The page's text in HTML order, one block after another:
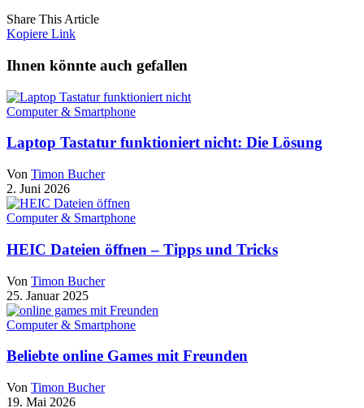
Share This Article
Kopiere Link
Ihnen könnte auch gefallen
Computer & Smartphone
Laptop Tastatur funktioniert nicht: Die Lösung
Von Timon Bucher
2. Juni 2026
Computer & Smartphone
HEIC Dateien öffnen – Tipps und Tricks
Von Timon Bucher
25. Januar 2025
Computer & Smartphone
Beliebte online Games mit Freunden
Von Timon Bucher
19. Mai 2026